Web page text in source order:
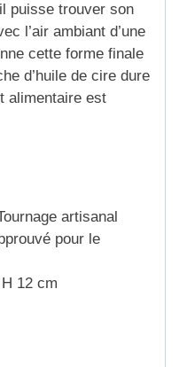
puisse trouver son
l’air ambiant d’une
cette forme finale
d’huile de cire dure
alimentaire est
artisanal
pour le
12 cm